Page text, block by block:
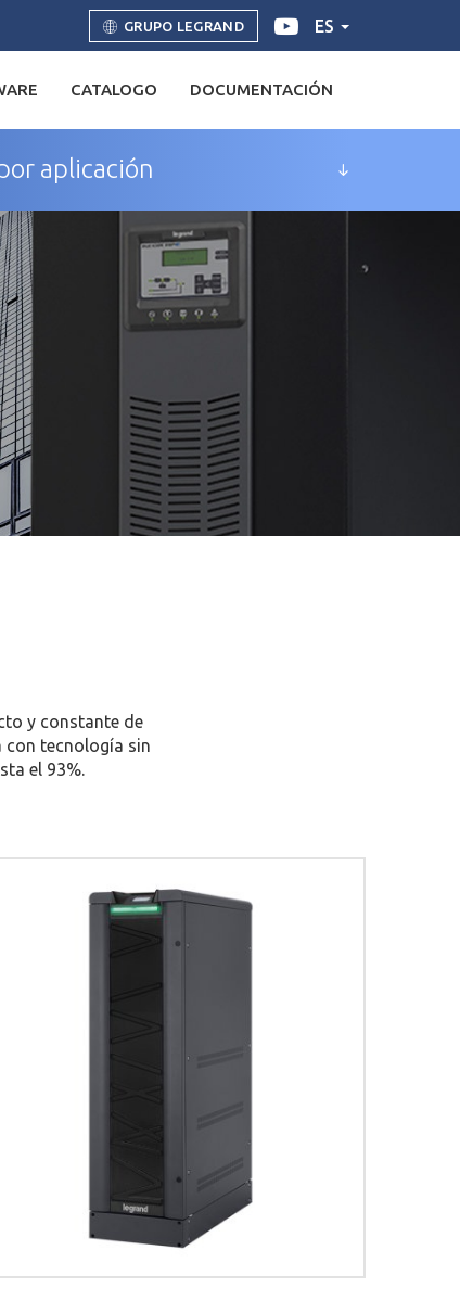
GRUPO LEGRAND ES
CATALOGO DOCUMENTACIÓN
aplicación
y constante de
con tecnología sin
el 93%.